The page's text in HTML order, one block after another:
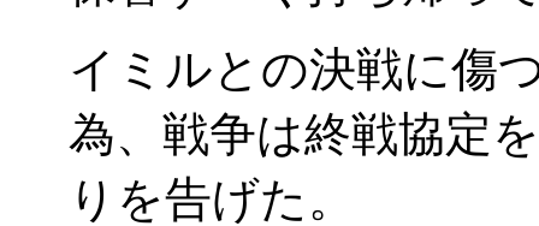
イミルとの決戦に傷
為、戦争は終戦協定
りを告げた。